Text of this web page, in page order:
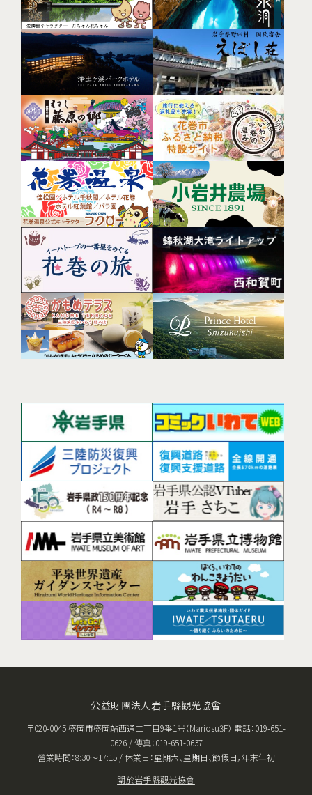
公益財團法人岩手縣觀光協會
〒020-0045 盛岡市盛岡站西通二丁目9番1号（Mariosu3F） 電話：019-651-
0626 / 傳真：019-651-0637
營業時間：8:30〜17:15 / 休業日：星期六、星期日、節假日，年末年初
關於岩手縣觀光協會